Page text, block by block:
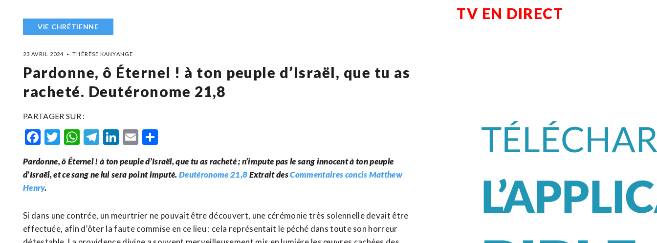
VIE CHRÉTIENNE
23 AVRIL 2024 THÉRÈSE KANYANGE
Pardonne, ô Éternel ! à ton peuple d’Israël, que tu as
racheté. Deutéronome 21,8
PARTAGER SUR :
Facebook
Twitter
WhatsApp
Telegram
LinkedIn
Email
Pardonne, ô Éternel ! à ton peuple d’Israël, que tu as racheté ; n’impute pas le sang innocent à ton peuple
d’Israël, et ce sang ne lui sera point imputé.Deutéronome 21,8Extrait desCommentaires concis Matthew
Henry.
Si dans une contrée, un meurtrier ne pouvait être découvert, une cérémonie très solennelle devait être
effectuée, afin d’ôter la faute commise en ce lieu : cela représentait le péché dans toute son horreur
TV EN DIRECT